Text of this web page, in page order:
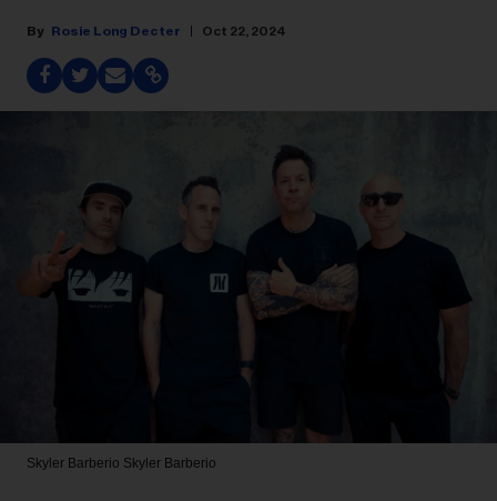
Rosie Long Decter Oct 22, 2024
Skyler Barberio Skyler Barberio